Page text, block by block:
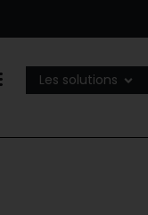
Les solutions